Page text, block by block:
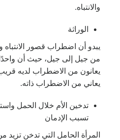
والانتباه.
الوراثة
يبدو أن اضطراب قصور الانتباه
من جيل إلى جيل، حيث أن
يعانون من الاضطراب لديه
يعاني من الاضطراب ذاته.
تدخين الأم خلال الحمل
تسبب الإدمان
المرأة الحامل التي تدخن تزيد